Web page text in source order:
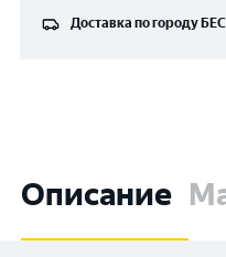
Доставка по городу
Описание